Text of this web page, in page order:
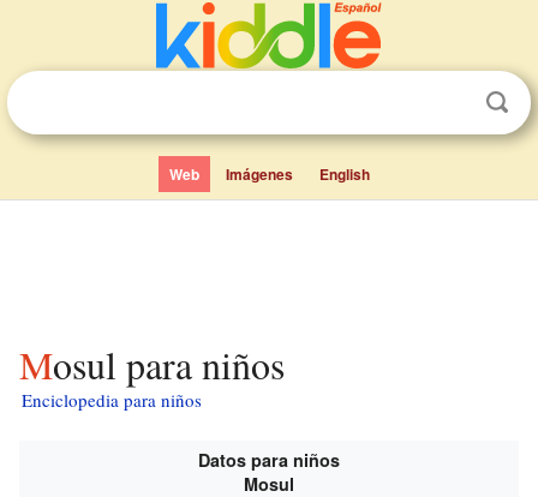
Web Imágenes English
Mosul para niños
Enciclopedia para niños
Datos para niños
Mosul